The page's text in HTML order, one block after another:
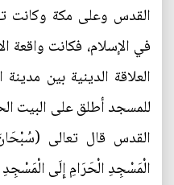
القدس وعلى مكة وكانت
في الإسلام، فكانت واقعة
العلاقة الدينية بين
للمسجد أطلق على البيت
القدس قال تعالى
الْمَسْجِدِ الْحَرَامِ إِلَى الْمَسْجِدِ